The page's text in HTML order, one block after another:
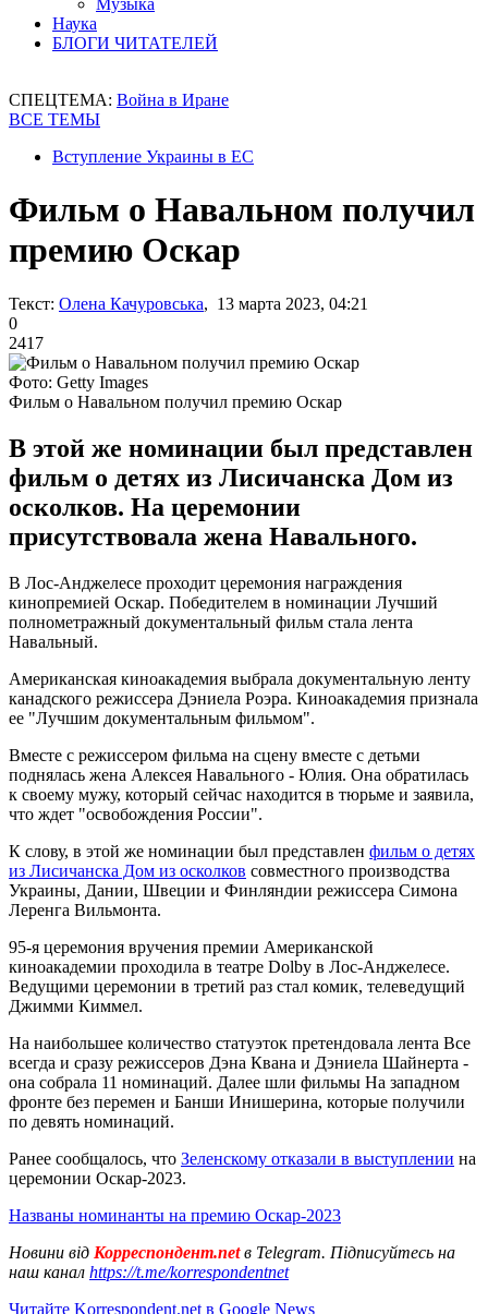
Музыка
Наука
БЛОГИ ЧИТАТЕЛЕЙ
СПЕЦТЕМА: Война в Иране
ВСЕ ТЕМЫ
Вступление Украины в ЕС
Фильм о Навальном получил
премию Оскар
Текст: Олена Качуровська, 13 марта 2023, 04:21
0
2417
Фото: Getty Images
Фильм о Навальном получил премию Оскар
В этой же номинации был представлен
фильм о детях из Лисичанска Дом из
осколков. На церемонии
присутствовала жена Навального.
В Лос-Анджелесе проходит церемония награждения
кинопремией Оскар. Победителем в номинации Лучший
полнометражный документальный фильм стала лента
Навальный.
Американская киноакадемия выбрала документальную ленту
канадского режиссера Дэниела Роэра. Киноакадемия признала
ее "Лучшим документальным фильмом".
Вместе с режиссером фильма на сцену вместе с детьми
поднялась жена Алексея Навального - Юлия. Она обратилась
к своему мужу, который сейчас находится в тюрьме и заявила,
что ждет "освобождения России".
К слову, в этой же номинации был представлен фильм о детях
из Лисичанска Дом из осколков совместного производства
Украины, Дании, Швеции и Финляндии режиссера Симона
Леренга Вильмонта.
95-я церемония вручения премии Американской
киноакадемии проходила в театре Dolby в Лос-Анджелесе.
Ведущими церемонии в третий раз стал комик, телеведущий
Джимми Киммел.
На наибольшее количество статуэток претендовала лента Все
всегда и сразу режиссеров Дэна Квана и Дэниела Шайнерта -
она собрала 11 номинаций. Далее шли фильмы На западном
фронте без перемен и Банши Инишерина, которые получили
по девять номинаций.
Ранее сообщалось, что Зеленскому отказали в выступлении на
церемонии Оскар-2023.
Названы номинанты на премию Оскар-2023
Новини від Корреспондент.netв Telegram. Підписуйтесь на
наш канал https://t.me/korrespondentnet
Читайте Korrespondent.net в Google News